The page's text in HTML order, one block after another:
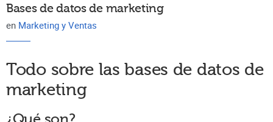
Bases de datos de marketing
en Marketing y Ventas
Todo sobre las bases de datos de
marketing